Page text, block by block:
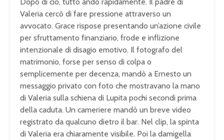
Valeria cercò di fare pressione attraverso un
avvocato. Grace rispose presentando un’azione civile
per sfruttamento finanziario, frode e inflizione
intenzionale di disagio emotivo. Il fotografo del
matrimonio, forse per senso di colpa o
semplicemente per decenza, mandò a Ernesto un
messaggio privato con foto che mostravano la mano
di Valeria sulla schiena di Lupita pochi secondi prima
della caduta. Un cameriere mandò un breve video
registrato da qualcuno dietro il bar. Nel clip, la spinta
di Valeria era chiaramente visibile. Poi la damigella